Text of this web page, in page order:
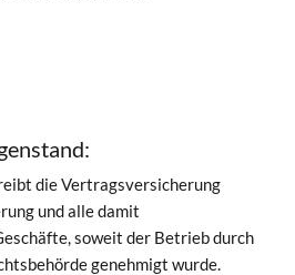
die Vertragsversicherung
und alle damit
soweit der Betrieb durch
genehmigt wurde.